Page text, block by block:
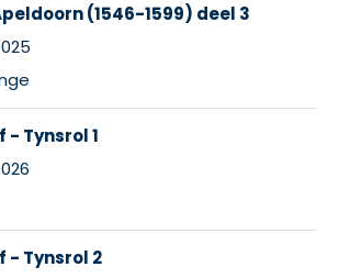
(1546-1599) deel 3
Tynsrol 1
Tynsrol 2